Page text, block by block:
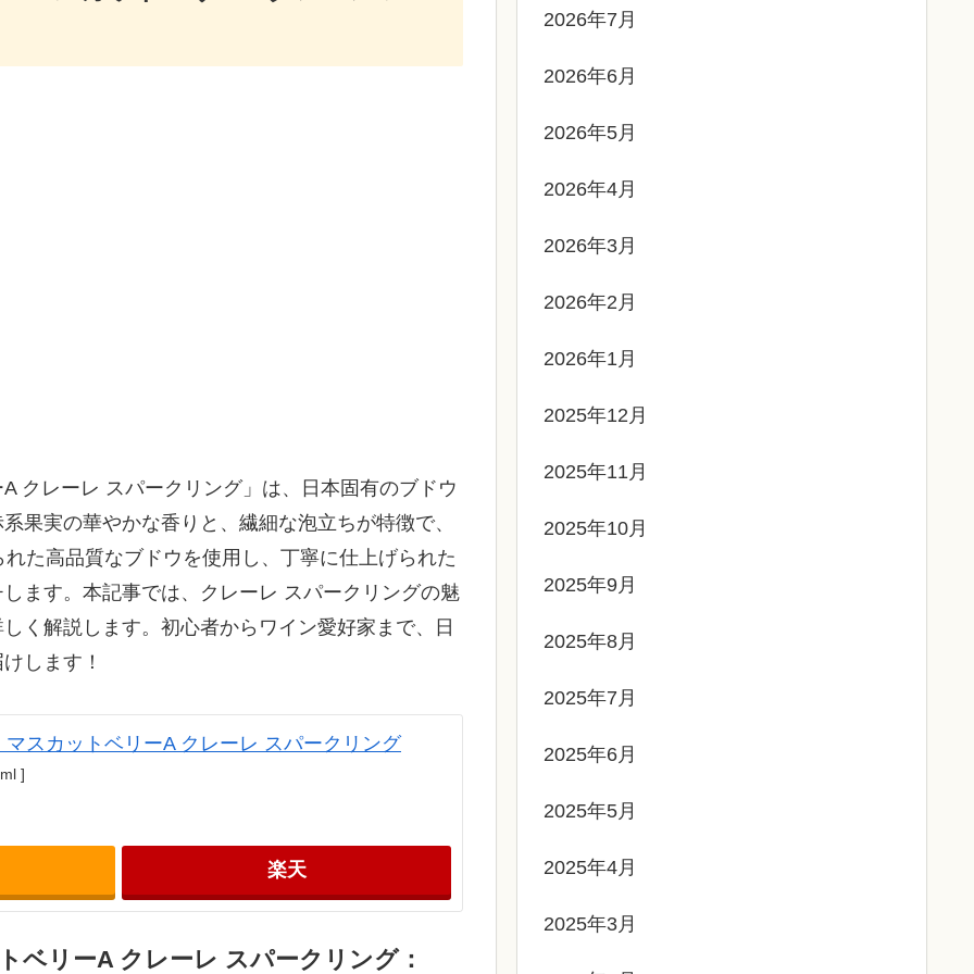
クレーレ スパークリング」は、日本固有のブドウ
果実の華やかな香りと、繊細な泡立ちが特徴で、
た高品質なブドウを使用し、丁寧に仕上げられた
ます。本記事では、クレーレ スパークリングの魅
く解説します。初心者からワイン愛好家まで、日
します！
スカットベリーA クレーレ スパークリング
]
楽天
ベリーA クレーレ スパークリング：
2026年7月
2026年6月
2026年5月
2026年4月
2026年3月
2026年2月
2026年1月
2025年12月
2025年11月
2025年10月
2025年9月
2025年8月
2025年7月
2025年6月
2025年5月
2025年4月
2025年3月